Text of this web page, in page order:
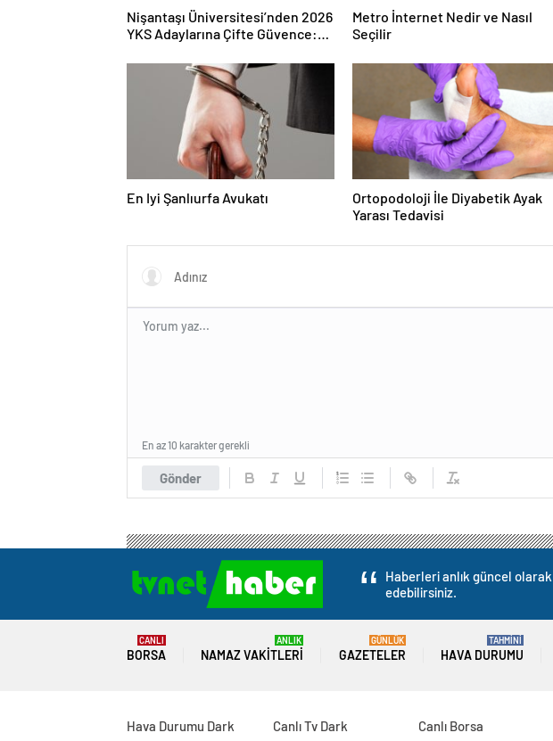
Nişantaşı Üniversitesi’nden 2026
YKS Adaylarına Çifte Güvence:
Metro İnternet Nedir ve Nasıl
Seçilir
En Iyi Şanlıurfa Avukatı
Ortopodoloji İle Diyabetik Ayak
Yarası Tedavisi
Gönder
En az 10 karakter gerekli
Haberleri anlık güncel
edebilirsiniz.
BORSA
CANLI
NAMAZ VAKITLERI
ANLIK
GAZETELER
GÜNLÜK
HAVA DURUMU
TAHMİNİ
Hava Durumu Dark Canlı Tv Dark Canlı Borsa